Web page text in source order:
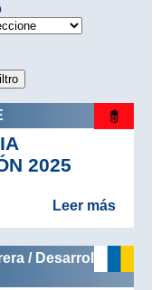
2025
Leer más
/ Desarrollo